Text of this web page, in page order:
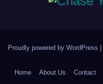
Proudly powered by WordPress
Home About Us Contact